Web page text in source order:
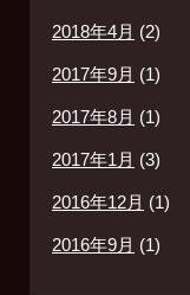
2018年4月 (2)
2017年9月 (1)
2017年8月 (1)
2017年1月 (3)
2016年12月 (1)
2016年9月 (1)